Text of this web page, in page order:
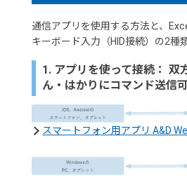
通信アプリを使用する方法と、
キーボード入力（HID接続）の2種
1. アプリを使って接続： 双
ん・はかりにコマンド送信可
スマートフォン用アプリ A&D